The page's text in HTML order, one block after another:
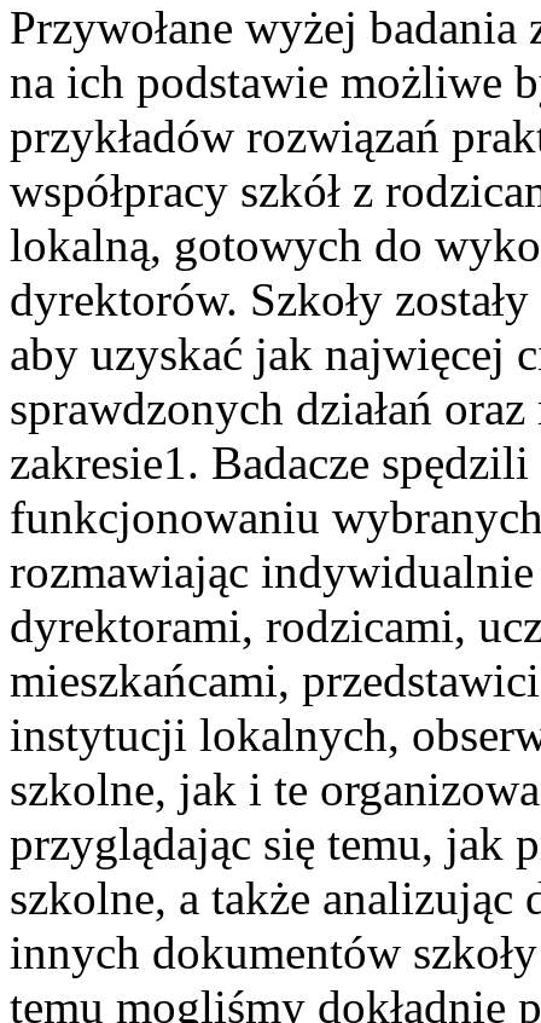
Przywołane wyżej badania
na ich podstawie możliwe
przykładów rozwiązań
współpracy szkół z
lokalną, gotowych do
dyrektorów. Szkoły
aby uzyskać jak najwięcej
sprawdzonych działań
zakresie1. Badacze
funkcjonowaniu
rozmawiając
dyrektorami, rodzicami,
mieszkańcami,
instytucji lokalnych,
szkolne, jak i te
przyglądając się temu, jak
szkolne, a także
innych dokumentów
temu mogliśmy dokładnie